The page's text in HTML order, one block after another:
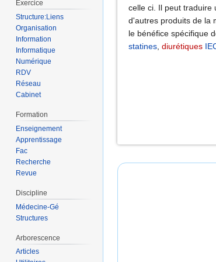
celle ci. Il peut traduire
d'autres produits de la
le bénéfice spécifique
statines,diurétiques
Exercice
Structure:Liens
Organisation
Information
Informatique
Numérique
RDV
Réseau
Cabinet
Formation
Enseignement
Apprentissage
Fac
Recherche
Revue
Discipline
Médecine-Gé
Structures
Arborescence
Articles